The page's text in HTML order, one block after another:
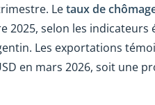
Letaux de
selon les indicateurs
Les exportations
en mars 2026, soit une